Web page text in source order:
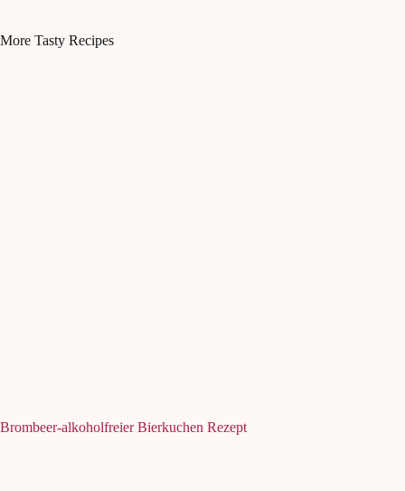
More Tasty Recipes
Brombeer-alkoholfreier Bierkuchen Rezept